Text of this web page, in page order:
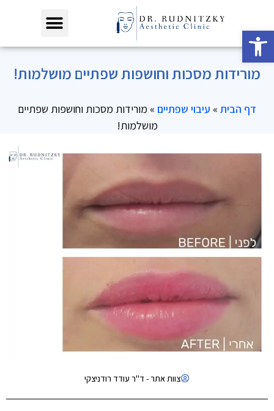
פתח סרגל נגישות
מורידות מסכות וחושפות שפתיים מושלמות!
דף הבית » עיבוי שפתיים » מורידות מסכות וחושפות שפתיים
מושלמות!
צוות אתר - ד"ר עודד רודניצקי